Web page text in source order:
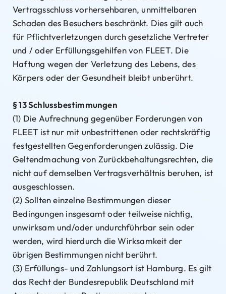
Vertragsschluss vorhersehbaren, unmittelbaren
Schaden des Besuchers beschränkt. Dies gilt auch
für Pflichtverletzungen durch gesetzliche Vertreter
und / oder Erfüllungsgehilfen von FLEET. Die
Haftung wegen der Verletzung des Lebens, des
Körpers oder der Gesundheit bleibt unberührt.
§ 13 Schlussbestimmungen
(1) Die Aufrechnung gegenüber Forderungen von
FLEET ist nur mit unbestrittenen oder rechtskräftig
festgestellten Gegenforderungen zulässig. Die
Geltendmachung von Zurückbehaltungsrechten, die
nicht auf demselben Vertragsverhältnis beruhen, ist
ausgeschlossen.
(2) Sollten einzelne Bestimmungen dieser
Bedingungen insgesamt oder teilweise nichtig,
unwirksam und/oder undurchführbar sein oder
werden, wird hierdurch die Wirksamkeit der
übrigen Bestimmungen nicht berührt.
(3) Erfüllungs- und Zahlungsort ist Hamburg. Es gilt
das Recht der Bundesrepublik Deutschland mit